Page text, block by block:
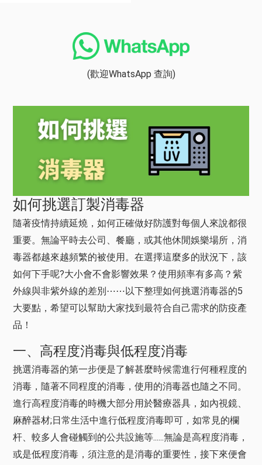
(歡迎WhatsApp 查詢)
如何挑選訂製消毒器
隨著疫情持續延燒，如何正確做好防護對每個人來說都很
重要。無論平時去公司、餐廳，或其他休閒娛樂場所，消
毒器都越來越頻繁的被使用。在選擇這麼多的狀況下，該
如何下手呢?大小會不會影響效果？使用頻率有多高？紫
外線與非紫外線的差別⋯⋯以下整理如何挑選消毒器的5
大要點，希望可以幫助大家找到最符合自己需求的防疫產
品！
一、高程度消毒與低程度消毒
挑選消毒器的第一步便是了解甚麼時候需進行何種程度的
消毒，隨著不同程度的消毒，使用的消毒器也隨之不同。
進行高程度消毒的時機大部分用於醫療器具，如內視鏡、
麻醉器材;日常生活中進行低程度消毒即可，如常見的欄
杆、較多人會碰觸到的公共設施等......無論是高程度消毒，
或是低程度消毒，須注意的是消毒的重要性，接下來便會